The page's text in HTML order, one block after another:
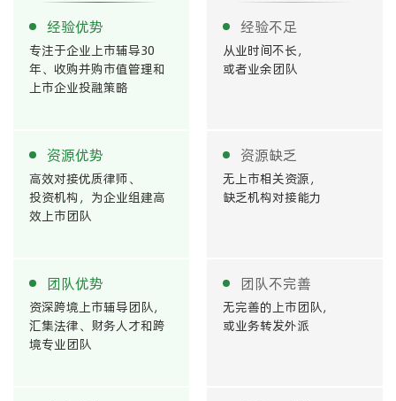
经验优势
专注于企业上市辅导30
年、收购并购市值管理和
上市企业投融策略
资源优势
高效对接优质律师、
投资机构，为企业组建高
效上市团队
团队优势
资深跨境上市辅导团队，
汇集法律、财务人才和跨
境专业团队
经验不足
从业时间不长，
或者业余团队
资源缺乏
无上市相关资源，
缺乏机构对接能力
团队不完善
无完善的上市团队，
或业务转发外派